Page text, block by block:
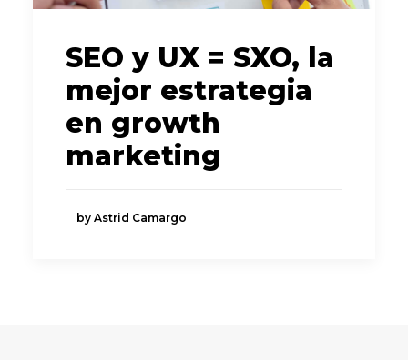
SEO y UX = SXO, la
mejor estrategia
en growth
marketing
by Astrid Camargo